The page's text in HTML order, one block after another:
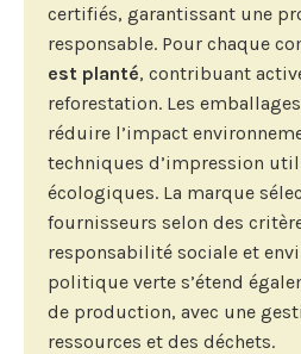
certifiés, garantissant une
responsable. Pour chaque
est planté, contribuant
reforestation. Les
réduire l’impact
techniques d’impression
écologiques. La marque
fournisseurs selon des
responsabilité sociale et
politique verte s’étend
de production, avec une
ressources et des déchets.